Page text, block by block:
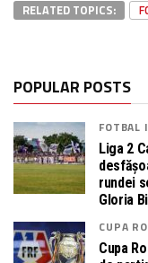
RELATED TOPICS:
POPULAR POSTS
FOTBAL
Liga 2
rundei
Gloria
CUPA
Cupa